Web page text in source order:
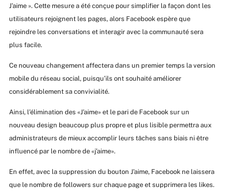
J’aime ». Cette mesure a été conçue pour simplifier la façon dont les
utilisateurs rejoignent les pages, alors Facebook espère que
rejoindre les conversations et interagir avec la communauté sera
plus facile.
Ce nouveau changement affectera dans un premier temps la version
mobile du réseau social, puisqu’ils ont souhaité améliorer
considérablement sa convivialité.
Ainsi, l’élimination des «J’aime» et le pari de Facebook sur un
nouveau design beaucoup plus propre et plus lisible permettra aux
administrateurs de mieux accomplir leurs tâches sans biais ni être
influencé par le nombre de «j’aime».
En effet, avec la suppression du bouton J’aime, Facebook ne laissera
que le nombre de followers sur chaque page et supprimera les likes.